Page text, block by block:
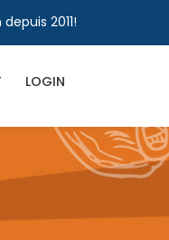
2011!
LOGIN